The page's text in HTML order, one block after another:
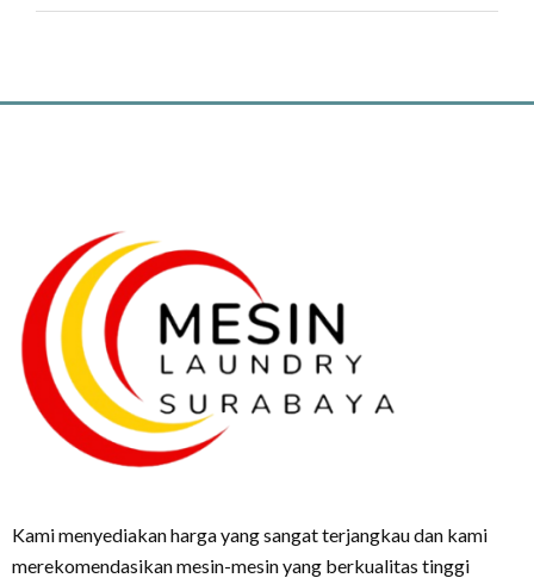
Kami menyediakan harga yang sangat terjangkau dan kami
merekomendasikan mesin-mesin yang berkualitas tinggi